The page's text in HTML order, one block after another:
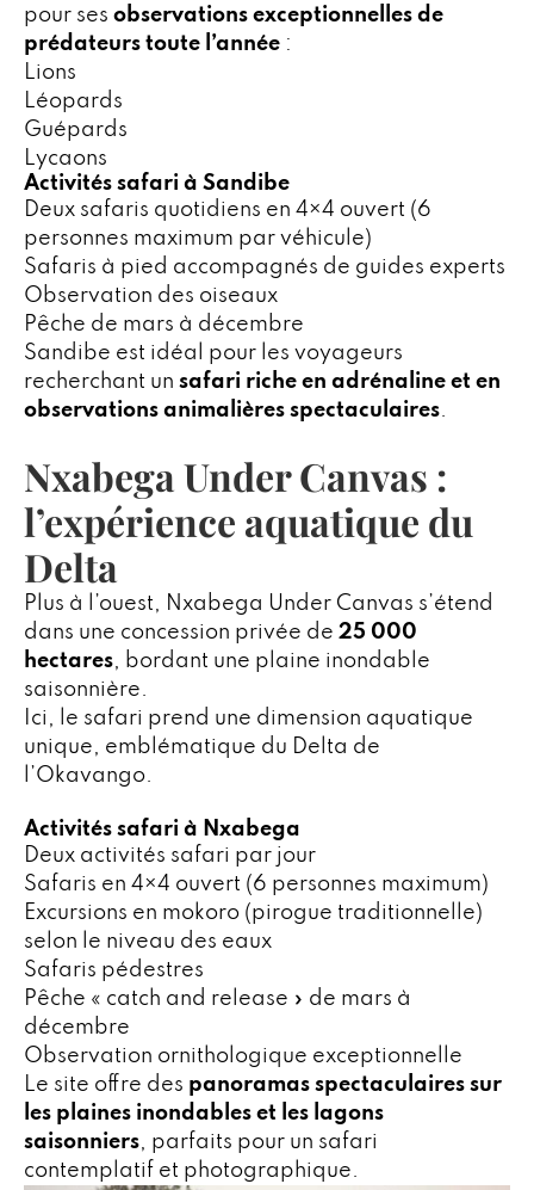
pour ses observations exceptionnelles de
prédateurs toute l’année :
Lions
Léopards
Guépards
Lycaons
Activités safari à Sandibe
Deux safaris quotidiens en 4×4 ouvert (6
personnes maximum par véhicule)
Safaris à pied accompagnés de guides experts
Observation des oiseaux
Pêche de mars à décembre
Sandibe est idéal pour les voyageurs
recherchant un safari riche en adrénaline et en
observations animalières spectaculaires.
Nxabega Under Canvas :
l’expérience aquatique du
Delta
Plus à l’ouest, Nxabega Under Canvas s’étend
dans une concession privée de 25 000
hectares, bordant une plaine inondable
saisonnière.
Ici, le safari prend une dimension aquatique
unique, emblématique du Delta de
l’Okavango.
Activités safari à Nxabega
Deux activités safari par jour
Safaris en 4×4 ouvert (6 personnes maximum)
Excursions en mokoro (pirogue traditionnelle)
selon le niveau des eaux
Safaris pédestres
Pêche « catch and release » de mars à
décembre
Observation ornithologique exceptionnelle
Le site offre des panoramas spectaculaires sur
les plaines inondables et les lagons
saisonniers, parfaits pour un safari
contemplatif et photographique.